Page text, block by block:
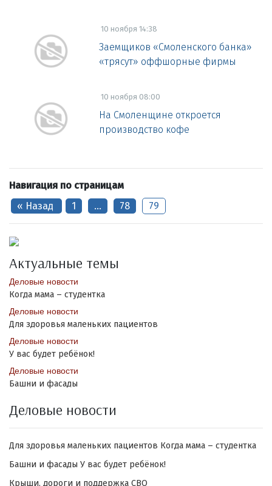
10 ноября 14:38
Заемщиков «Смоленского банка»
«трясут» оффшорные фирмы
10 ноября 08:00
На Смоленщине откроется
производство кофе
Навигация по страницам
« Назад
1 … 78 79
Актуальные темы
Деловые новости
Когда мама – студентка
Деловые новости
Для здоровья маленьких пациентов
Деловые новости
У вас будет ребёнок!
Деловые новости
Башни и фасады
Деловые новости
Для здоровья маленьких пациентов Когда мама – студентка
Башни и фасады У вас будет ребёнок!
Крыши, дороги и поддержка СВО